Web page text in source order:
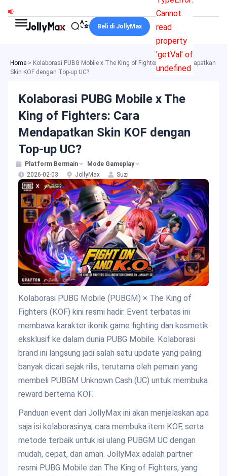
Cannot
read
property
'getVal' of
undefined
Beli di JollyMax
Home > Kolaborasi PUBG Mobile x The King of Fighters: Cara Mendapatkan
Skin KOF dengan Top-up UC?
Kolaborasi PUBG Mobile x The
King of Fighters: Cara
Mendapatkan Skin KOF dengan
Top-up UC?
Platform Bermain
Mode Gameplay
2026-02-03
JollyMax Suzi
Kolaborasi PUBG Mobile (PUBGM) × The King of
Fighters (KOF) kini resmi hadir. Event terbatas ini
membawa karakter ikonik game fighting dan kosmetik
eksklusif ke dalam dunia PUBG Mobile. Kolaborasi
brand ini langsung jadi salah satu update yang paling
banyak dicari sejak rilis, terutama oleh pemain yang
membeli PUBGM Unknown Cash (UC) untuk membuka
reward bertema KOF.
Panduan event dari JollyMax ini akan menjelaskan apa
saja isi kolaborasinya, cara membuka item KOF, serta
metode terbaik untuk isi ulang PUBGM UC dengan
mudah, cepat, dan aman. JollyMax adalah partner
resmi PUBG Mobile dan The King of Fighters, yang